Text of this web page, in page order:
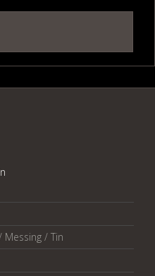
Messing / Tin